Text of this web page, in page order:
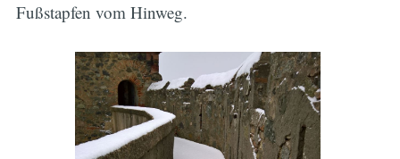
Fußstapfen vom Hinweg.